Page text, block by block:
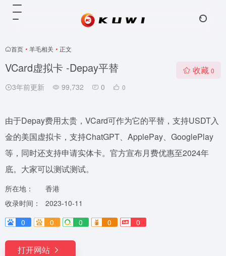
首页 • 羊毛相关 • 正文
VCard虚拟卡 -Depay平替
3年前更新 99,732 0 0
收藏 0
由于Depay费用太贵，VCard可作为它的平替，支持USDT入
金的美国虚拟卡，支持ChatGPT、ApplePay、GooglePlay
等，同时还支持申请实体卡。官方宣布月费优惠至2024年
底。大家可以测试测试。
所在地：
香港
收录时间：
2023-10-11
0
0 0 0 0
打开网站